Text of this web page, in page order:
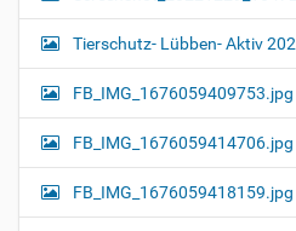
Tierschutz- Lübben- Aktiv
FB_IMG_1676059409753.jpg
FB_IMG_1676059414706.jpg
FB_IMG_1676059418159.jpg